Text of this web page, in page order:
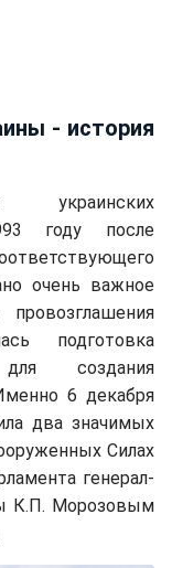
- история
украинских
году после
очень важное
подготовка
создания
6 декабря
два значимых
Силах
генерал-
К.П. Морозовым